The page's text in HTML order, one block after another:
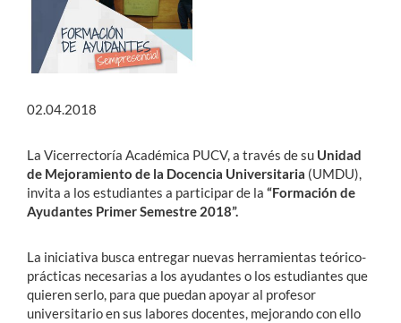
English
02.04.2018
La Vicerrectoría Académica PUCV, a través de su Unidad
de Mejoramiento de la Docencia Universitaria (UMDU),
invita a los estudiantes a participar de la “Formación de
Ayudantes Primer Semestre 2018”.
La iniciativa busca entregar nuevas herramientas teórico-
prácticas necesarias a los ayudantes o los estudiantes que
quieren serlo, para que puedan apoyar al profesor
universitario en sus labores docentes, mejorando con ello